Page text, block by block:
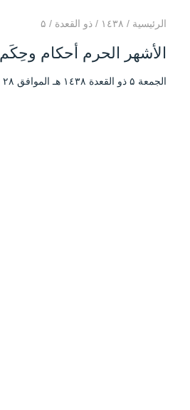
الرئيسية / ۱٤۳۸ / ذو القعدة / ۵
الأشهر الحرم أحكام وحِكَم
الجمعة ۵ ذو القعدة ۱٤۳۸ هـ الموافق ۲۸ يوليو ۲۰۱۷ مـ |